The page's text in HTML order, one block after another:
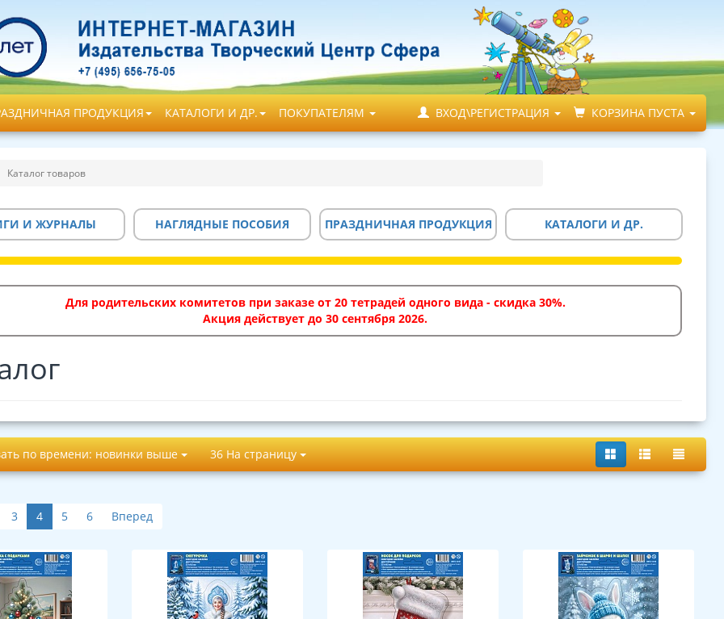
ПРОДУКЦИЯ КАТАЛОГИ И ДР. ПОКУПАТЕЛЯМ ВХОД\РЕГИСТРАЦИЯ КОРЗИНА ПУСТА
Каталог товаров
И ЖУРНАЛЫ НАГЛЯДНЫЕ ПОСОБИЯ ПРАЗДНИЧНАЯ ПРОДУКЦИЯ КАТАЛОГИ И ДР.
Для родительских комитетов при заказе от 20 тетрадей одного вида - скидка 30%.
Акция действует до 30 сентября 2026.
по времени: новинки выше 36 На страницу
3 4 5 6 Вперед